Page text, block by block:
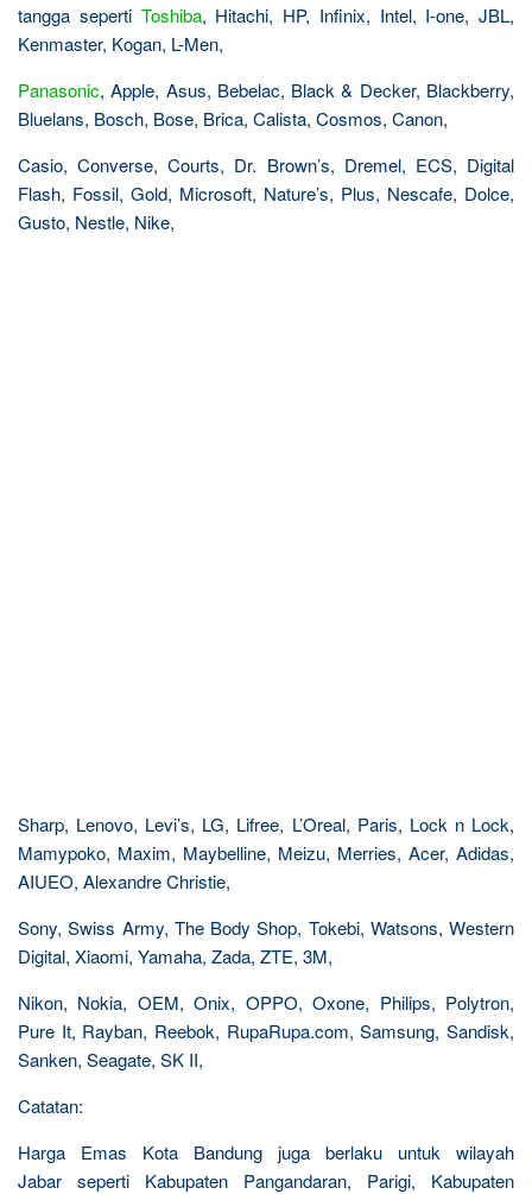
tangga seperti Toshiba, Hitachi, HP, Infinix, Intel, I-one, JBL,
Kenmaster, Kogan, L-Men,
Panasonic, Apple, Asus, Bebelac, Black & Decker, Blackberry,
Bluelans, Bosch, Bose, Brica, Calista, Cosmos, Canon,
Casio, Converse, Courts, Dr. Brown’s, Dremel, ECS, Digital
Flash, Fossil, Gold, Microsoft, Nature’s, Plus, Nescafe, Dolce,
Gusto, Nestle, Nike,
Sharp, Lenovo, Levi’s, LG, Lifree, L’Oreal, Paris, Lock n Lock,
Mamypoko, Maxim, Maybelline, Meizu, Merries, Acer, Adidas,
AIUEO, Alexandre Christie,
Sony, Swiss Army, The Body Shop, Tokebi, Watsons, Western
Digital, Xiaomi, Yamaha, Zada, ZTE, 3M,
Nikon, Nokia, OEM, Onix, OPPO, Oxone, Philips, Polytron,
Pure It, Rayban, Reebok, RupaRupa.com, Samsung, Sandisk,
Sanken, Seagate, SK II,
Catatan:
Harga Emas Kota Bandung juga berlaku untuk wilayah
Jabar seperti Kabupaten Pangandaran, Parigi, Kabupaten